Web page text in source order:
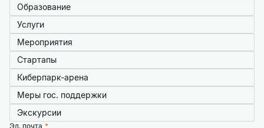
Образование
Услуги
Мероприятия
Стартапы
Киберпарк-арена
Меры гос. поддержки
Экскурсии
Эл. почта